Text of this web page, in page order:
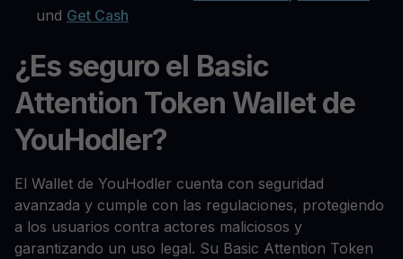
und Get Cash
¿Es seguro el Basic
Attention Token Wallet de
YouHodler?
El Wallet de YouHodler cuenta con seguridad
avanzada y cumple con las regulaciones, protegiendo
a los usuarios contra actores maliciosos y
garantizando un uso legal. Su Basic Attention Token